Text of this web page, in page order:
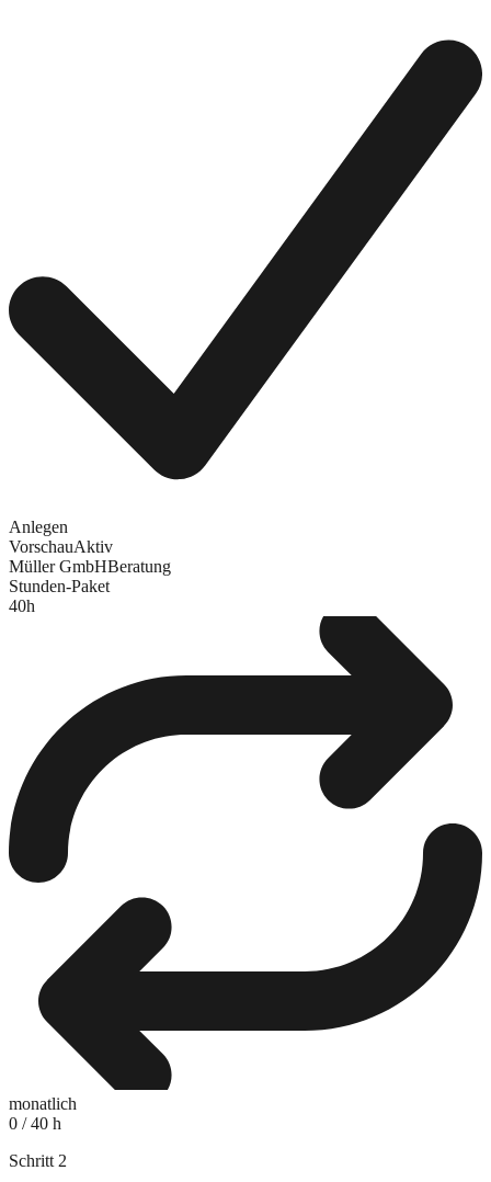
Anlegen
VorschauAktiv
Müller GmbHBeratung
Stunden-Paket
40h
monatlich
0 / 40 h
Schritt 2